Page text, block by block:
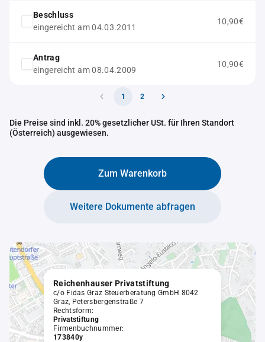
Beschluss
eingereicht am 04.03.2011
10,90€
Antrag
eingereicht am 08.04.2009
10,90€
1 2
Die Preise sind inkl. 20% gesetzlicher USt. für Ihren Standort
(Österreich) ausgewiesen.
Zum Warenkorb
Weitere Dokumente abfragen
Reichenhauser Privatstiftung
c/o Fidas Graz Steuerberatung GmbH 8042
Graz, Petersbergenstraße 7
Rechtsform:
Privatstiftung
Firmenbuchnummer:
173840y